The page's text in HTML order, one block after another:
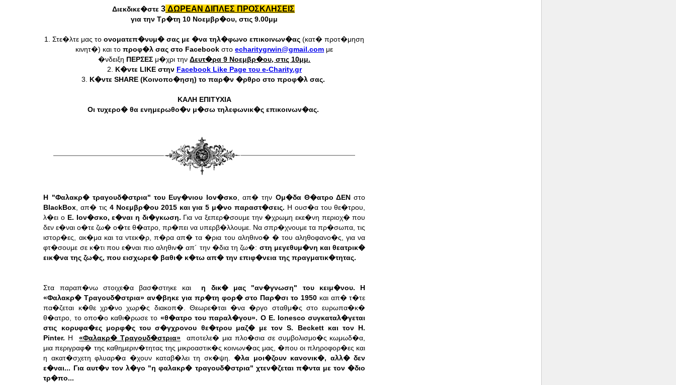
Διεκδικε�στε3ΔΩΡΕΑΝ ΔΙΠΛΕΣ ΠΡΟΣΚΛΗΣΕΙΣ
για την Τρ�τη 10 Νοεμβρ�ου, στις 9.00μμ
1. Στε�λτε μας τοονοματεπ�νυμ� σας με �να τηλ�φωνο επικοινων�ας (κατ� προτ�μηση
κινητ�) και τοπροφ�λ σας στο Facebook στοecharitygrwin@gmail.com με
�νδειξη ΠΕΡΣΕΣ μ�χρι τηνΔευτ�ρα 9 Νοεμβρ�ου, στις 10μμ.
2. Κ�ντε LIKE στην Facebook Like Page του e-Charity.gr
3. Κ�ντε SHARE (Κοινοπο�ηση) το παρ�ν �ρθρο στο προφ�λ σας.
ΚΑΛΗ ΕΠΙΤΥΧΙΑ
Οι τυχερο� θα ενημερωθο�ν μ�σω τηλεφωνικ�ς επικοινων�ας.
H "Φαλακρ� τραγουδ�στρια" του Ευγ�νιου Ιον�σκο , απ� την Ομ�δα Θ�ατρο ΔΕΝ στο
BlackBox , απ� τις 4 Νοεμβρ�ου 2015 και για 5 μ�νο παραστ�σεις. Η ουσ�α του θε�τρου,
λ�ει ο Ε. Ιον�σκο, ε�ναι η δι�γκωση. Για να ξεπερ�σουμε την �χρωμη εκε�νη περιοχ�που
δεν ε�ναι ο�τε ζω� ο�τε θ�ατρο, πρ�πει να υπερβ�λλουμε. Να σπρ�χνουμε τα πρ�σωπα, τις
ιστορ�ες, ακ�μα και τα ντεκ�ρ, π�ρα απ� τα �ρια του αληθινο� � του αληθοφανο�ς, για να
φτ�σουμε σε κ�τι πουε�ναι πιο αληθιν� απ´ την �δια τη ζω�: στη μεγεθυμ�νη και θεατρικ�
εικ�να της ζω�ς, που εισχωρε� βαθι� κ�τω απ� την επιφ�νεια της πραγματικ�τητας.
Στα παραπ�νω στοιχε�α βασ�στηκε καιη δικ� μας "αν�γνωση" του κειμ�νου. Η
«Φαλακρ� Τραγουδ�στρια» αν�βηκε για πρ�τη φορ� στο Παρ�σι το 1950και απ� τ�τε
πα�ζεται κ�θε χρ�νο χωρ�ς διακοπ�. Θεωρε�ται �να �ργο σταθμ�ς στο ευρωπα�κ�
θ�ατρο, το οπο�ο καθι�ρωσε το «θ�ατρο του παραλ�γου». Ο Ε. Ionesco συγκαταλ�γεται
στις κορυφα�ες μορφ�ς του σ�γχρονου θε�τρου μαζ� με τον S. Beckett καιτον H.
Pinter. Η«Φαλακρ� Τραγουδ�στρια» αποτελε� μια πλο�σια σε συμβολισμο�ς κωμωδ�α,
μια περιγραφ� της καθημεριν�τητας της μικροαστικ�ς κοινων�ας μας, �που οι πληροφορ�ες και
η ακατ�σχετη φλυαρ�α �χουν καταβ�λει τη σκ�ψη.�λα μοι�ζουν κανονικ�, αλλ� δεν
ε�ναι... Για αυτ�ν τον λ�γο "η φαλακρ� τραγουδ�στρια" χτεν�ζεται π�ντα με τον �διο
τρ�πο...